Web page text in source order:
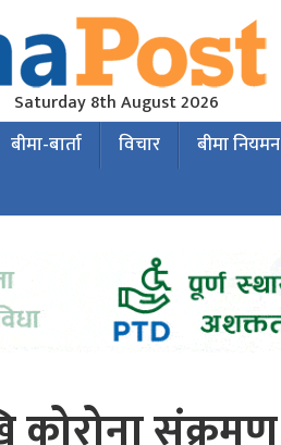
Saturday 8th August 2026
बीमा-बार्ता विचार बीमा नियमन